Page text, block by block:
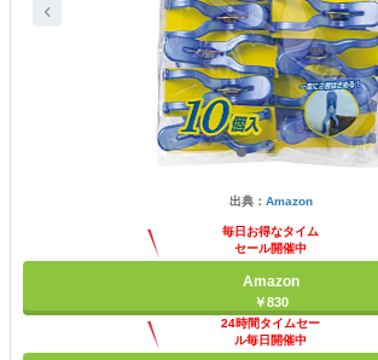
出典： Amazon
毎日お得なタイム
セール開催中
Amazon
￥830
24時間タイムセー
ル毎日開催中